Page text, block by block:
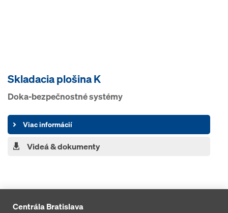
Skladacia plošina K
Doka-bezpečnostné systémy
Viac informácií
Videá & dokumenty
Centrála Bratislava